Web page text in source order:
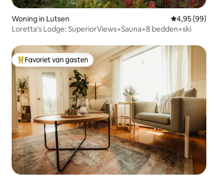
Woning in Lutsen Gemiddelde
4,95 (99)
Loretta's Lodge: SuperiorViews+Sauna+8 bedden+ski
Topfavoriet van gasten
Favoriet van gasten